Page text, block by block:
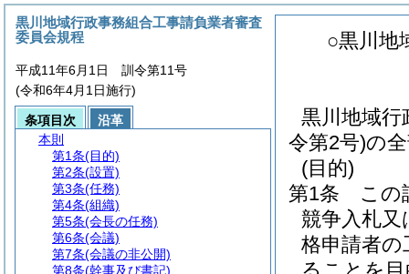
○黒川地
黒川地域行
令第2号)の
(目的)
第1条
この
競争入札
格申請者
黒川地域行政事務組合工事請負業者審査
委員会規程
平成11年6月1日 訓令第11号
(令和6年4月1日施行)
条項目次
沿革
本則
第1条(目的)
第2条(設置)
第3条(任務)
第4条(組織)
第5条(会長の任務)
第6条(会議)
第7条(会議の非公開)
第8条(幹事及び書記)